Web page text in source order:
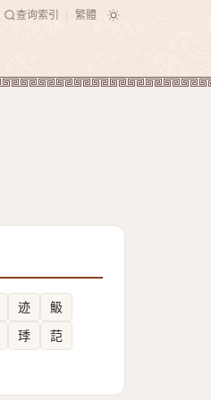
查询索引 繁體
迹
魥
㻑 䓽